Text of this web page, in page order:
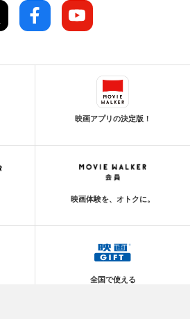
映画アプリの決定版！
映画体験を、オトクに。
全国で使える